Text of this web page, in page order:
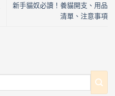
新手貓奴必讀！養貓開支、用品
清單、注意事項